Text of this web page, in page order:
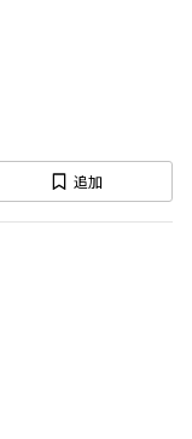
追加